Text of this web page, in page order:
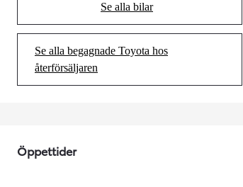
Se alla bilar
(Opens in new tab)
Se alla begagnade Toyota hos
återförsäljaren
Öppettider